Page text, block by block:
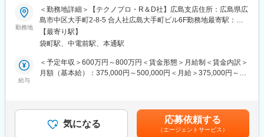
研究員が働きながら学位取得を目指せる制度です。会社が受験料
から、入学金、授業料までの全額を負担。在学中はもちろん給与
は100%支給、福利厚生も他の研究員と同様に利用可能です。
◇当社は業界大手テクノプロの化学・バイオ分野に特化した社内
カンパニーです。大学、民間企業、公的研究機関等に対し、人材
いプロジェクトを数多く支援しています。これからも社会課題の
解決、豊な社会の実現に貢献しています。
多く支援】
■業務概要：
バイオ・ケモインフォマティクス業務を担当します。
シークエンス解析、オミクス解析、立体構造・相互作用予測、合
成経路探索、AI解析（機械学習/深層学習）、MD・MOシミュレー
ションなどがあります。
＜プロジェクト例＞
・抗体のモデリング、ドッキングシミュレーション
・ヒトiPS細胞由来オルガノイド研究におけるバイオインフォマテ
ィクス
勤務地
＜勤務地詳細＞【テクノプロ・R＆D社】広島支店住所：広島県広
島市中区大手町2-8-5 合人社広島大手町ビル6F勤務地最寄駅：広
島電鉄線／袋町駅受動喫煙対策：屋内全面禁煙変更の範囲：会社
の定める事業所
【最寄り駅】
袋町駅、中電前駅、本通駅
給与
＜予定年収＞600万円～800万円＜賃金形態＞月給制＜賃金内訳＞
月額（基本給）：375,000円～500,000円＜月給＞375,000円～
賃金はあくまでも目安の金額であり、選考を通じて上下する可能
性があります。月給(月額)は固定手当を含めた表記です。
気になる 応募依頼する
（エージェントサービス）